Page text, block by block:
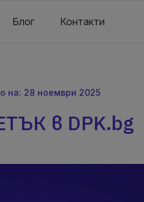
Блог Контакти
на: 28 ноември 2025
в DPK.bg